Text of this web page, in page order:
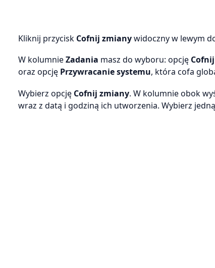
Kliknij przycisk Cofnij zmianywidoczny w lewym
W kolumnieZadania masz do wyboru: opcję
oraz opcję Przywracanie systemu, która cofa
Wybierz opcję Cofnij zmiany. W kolumnie obok
wraz z datą i godziną ich utworzenia. Wybierz